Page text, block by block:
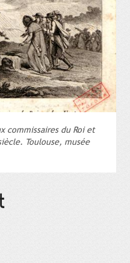
commissaires du Roi et
Toulouse, musée